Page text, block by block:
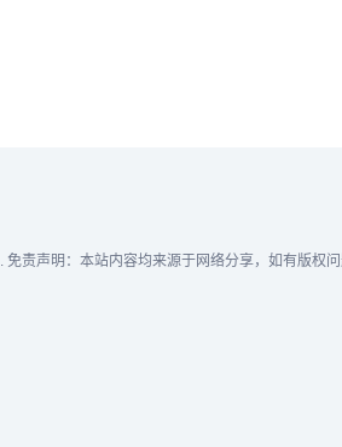
. 免责声明：本站内容均来源于网络分享，如有版权